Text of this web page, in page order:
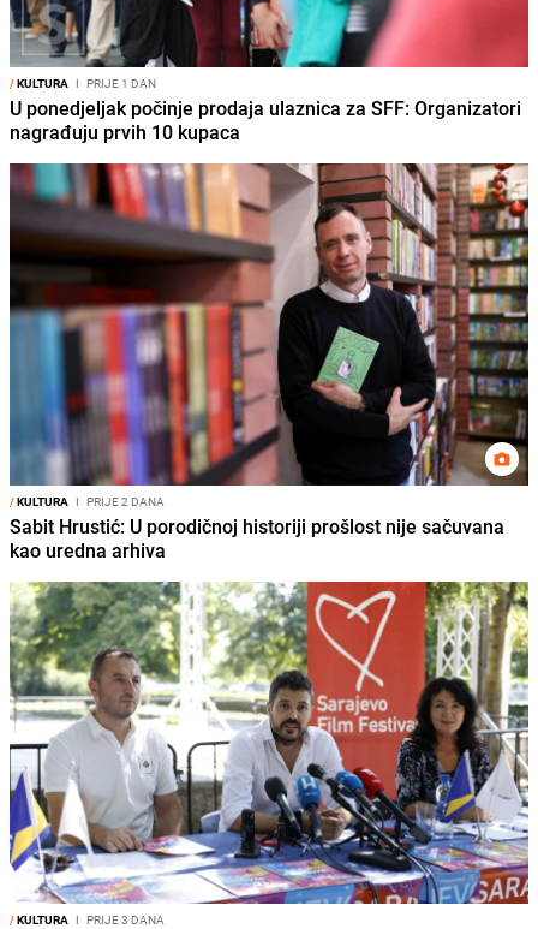
/KULTURA I PRIJE 1 DAN
U ponedjeljak počinje prodaja ulaznica za SFF: Organizatori
nagrađuju prvih 10 kupaca
/KULTURA I PRIJE 2 DANA
Sabit Hrustić: U porodičnoj historiji prošlost nije sačuvana
kao uredna arhiva
/KULTURA I PRIJE 3 DANA